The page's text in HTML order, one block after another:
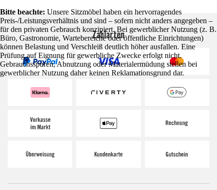
Bitte beachte: Unsere Sitzmöbel haben ein hervorragendes
Preis-/Leistungsverhältnis und sind – sofern nicht anders angegeben –
für den privaten Gebrauch konzipiert. Bei gewerblicher Nutzung (z. B.
Büro, Gastronomie, Wartebereiche oder öffentliche Einrichtungen)
können Belastung und Verschleiß deutlich höher ausfallen. Eine
Prüfung auf Eignung für gewerbliche Zwecke erfolgt nicht.
Gebrauchsspuren, Abnutzung oder Materialermüdung stellen bei
gewerblicher Nutzung daher keinen Reklamationsgrund dar.
Zahlarten